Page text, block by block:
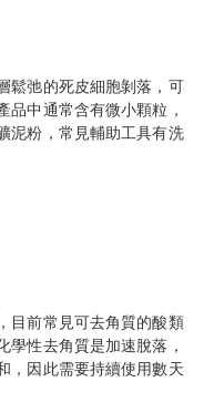
鬆弛的死皮細胞剝落，可
品中通常含有微小顆粒，
泥粉，常見輔助工具有洗
目前常見可去角質的酸類
學性去角質是加速脫落，
，因此需要持續使用數天